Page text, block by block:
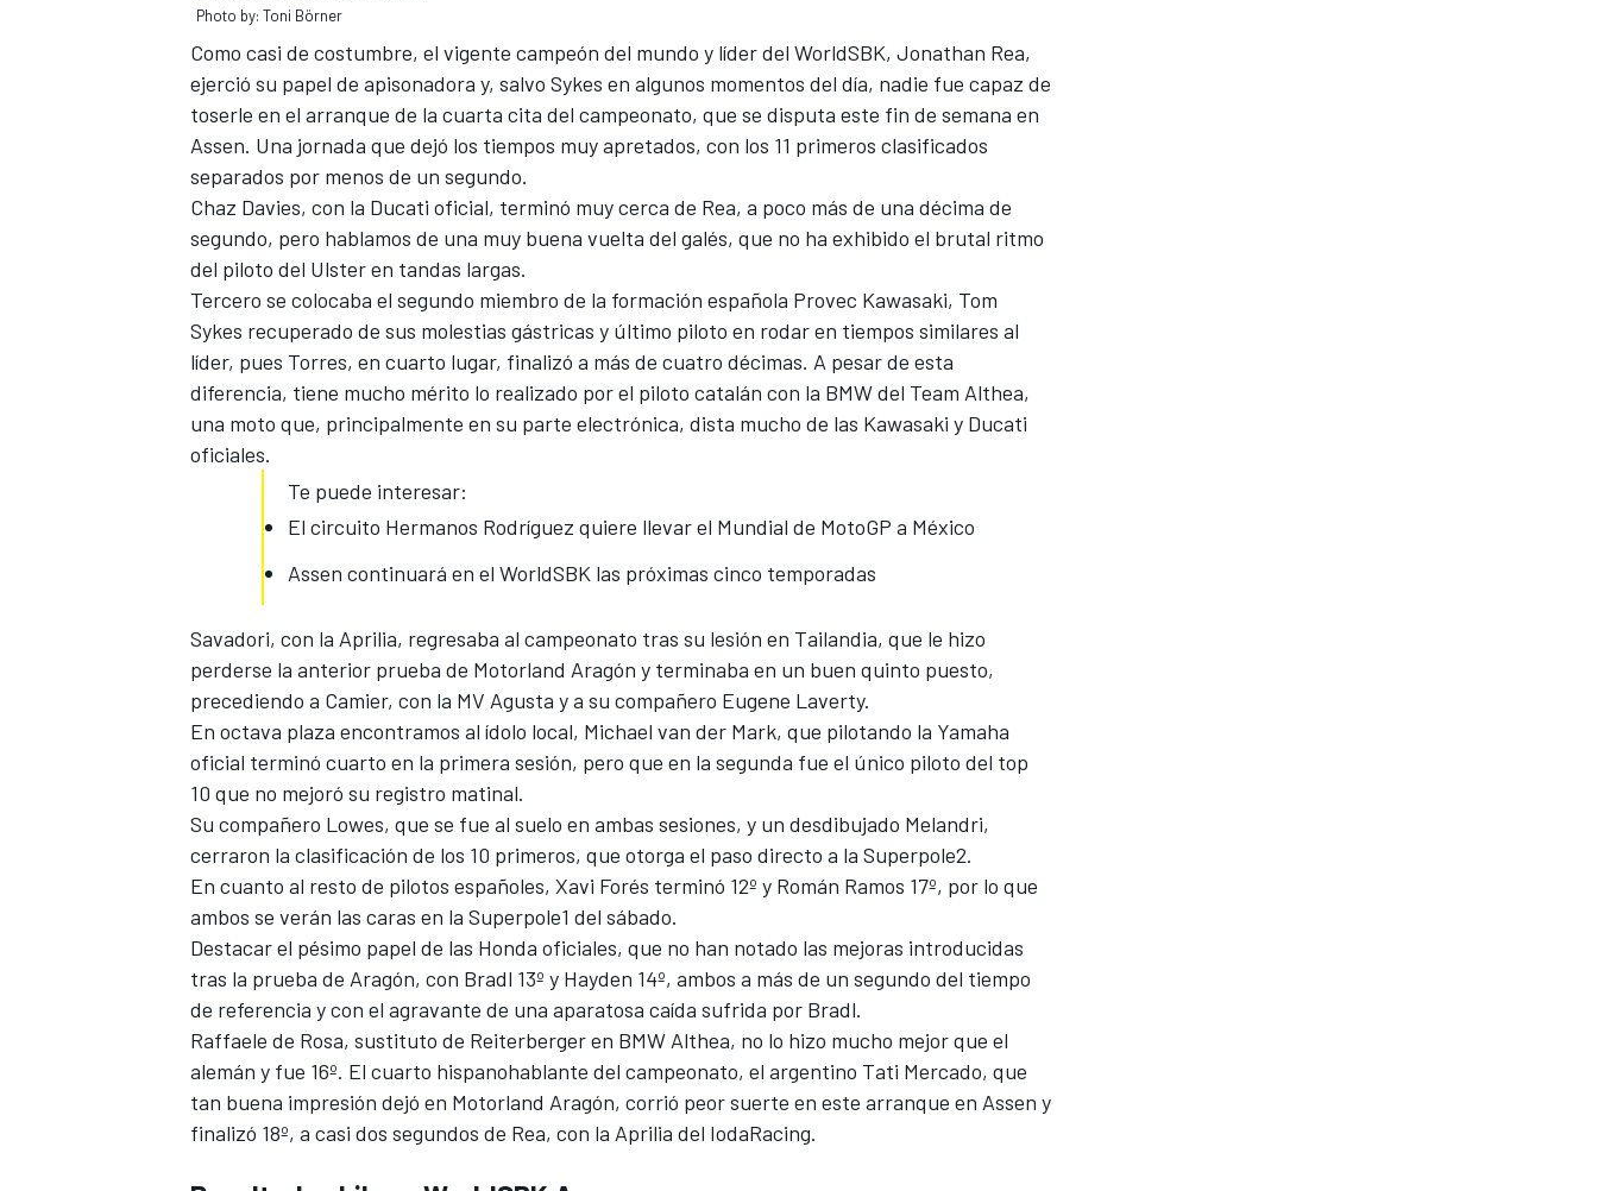
MÁS CATEGORÍAS
Photo by: Toni Börner
Como casi de costumbre, el vigente campeón del mundo y líder del WorldSBK, Jonathan Rea,
ejerció su papel de apisonadora y, salvo Sykes en algunos momentos del día, nadie fue capaz de
toserle en el arranque de la cuarta cita del campeonato, que se disputa este fin de semana en
Assen. Una jornada que dejó los tiempos muy apretados, con los 11 primeros clasificados
separados por menos de un segundo.
Chaz Davies, con la Ducati oficial, terminó muy cerca de Rea, a poco más de una décima de
segundo, pero hablamos de una muy buena vuelta del galés, que no ha exhibido el brutal ritmo
del piloto del Ulster en tandas largas.
Tercero se colocaba el segundo miembro de la formación española Provec Kawasaki, Tom
Sykes recuperado de sus molestias gástricas y último piloto en rodar en tiempos similares al
líder, pues Torres, en cuarto lugar, finalizó a más de cuatro décimas. A pesar de esta
diferencia, tiene mucho mérito lo realizado por el piloto catalán con la BMW del Team Althea,
una moto que, principalmente en su parte electrónica, dista mucho de las Kawasaki y Ducati
oficiales.
Te puede interesar:
El circuito Hermanos Rodríguez quiere llevar el Mundial de MotoGP a México
Assen continuará en el WorldSBK las próximas cinco temporadas
Savadori, con la Aprilia, regresaba al campeonato tras su lesión en Tailandia, que le hizo
perderse la anterior prueba de Motorland Aragón y terminaba en un buen quinto puesto,
precediendo a Camier, con la MV Agusta y a su compañero Eugene Laverty.
En octava plaza encontramos al ídolo local, Michael van der Mark, que pilotando la Yamaha
oficial terminó cuarto en la primera sesión, pero que en la segunda fue el único piloto del top
10 que no mejoró su registro matinal.
Su compañero Lowes, que se fue al suelo en ambas sesiones, y un desdibujado Melandri,
cerraron la clasificación de los 10 primeros, que otorga el paso directo a la Superpole2.
En cuanto al resto de pilotos españoles, Xavi Forés terminó 12º y Román Ramos 17º, por lo que
ambos se verán las caras en la Superpole1 del sábado.
Destacar el pésimo papel de las Honda oficiales, que no han notado las mejoras introducidas
tras la prueba de Aragón, con Bradl 13º y Hayden 14º, ambos a más de un segundo del tiempo
de referencia y con el agravante de una aparatosa caída sufrida por Bradl.
Raffaele de Rosa, sustituto de Reiterbergeren BMW Althea, no lo hizo mucho mejor que el
alemán y fue 16º. El cuarto hispanohablante del campeonato, el argentino Tati Mercado, que
tan buena impresión dejó en Motorland Aragón, corrió peor suerte en este arranque en Assen y
finalizó 18º, a casi dos segundos de Rea, con la Aprilia del IodaRacing.